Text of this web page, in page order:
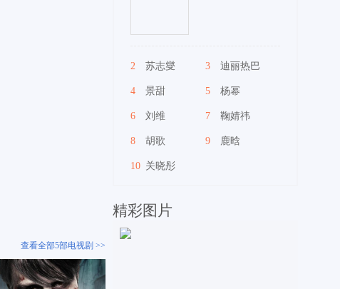
查看全部5部电视剧 >>
2 苏志燮 3 迪丽热巴
4 景甜 5 杨幂
6 刘维 7 鞠婧祎
8 胡歌 9 鹿晗
10 关晓彤
精彩图片